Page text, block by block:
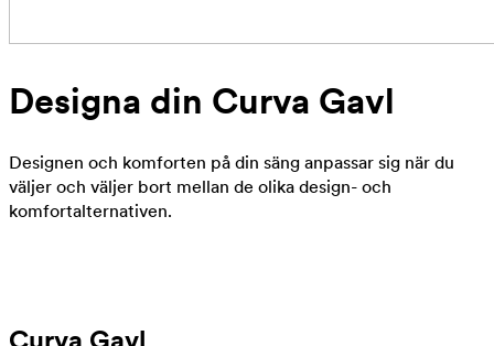
Designa din Curva Gavl
Designen och komforten på din säng anpassar sig när du
väljer och väljer bort mellan de olika design- och
komfortalternativen.